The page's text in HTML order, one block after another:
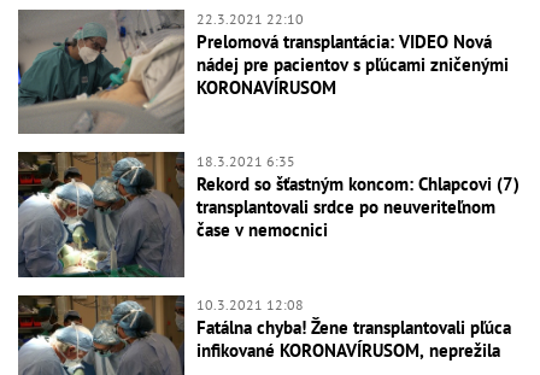
22.3.2021 22:10
Prelomová transplantácia: VIDEO Nová
nádej pre pacientov s pľúcami zničenými
KORONAVÍRUSOM
18.3.2021 6:35
Rekord so šťastným koncom: Chlapcovi (7)
transplantovali srdce po neuveriteľnom
čase v nemocnici
10.3.2021 12:08
Fatálna chyba! Žene transplantovali pľúca
infikované KORONAVÍRUSOM, neprežila